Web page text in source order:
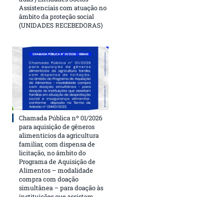
Assistenciais com atuação no
âmbito da proteção social
(UNIDADES RECEBEDORAS)
Chamada Pública nº 01/2026
para aquisição de gêneros
alimentícios da agricultura
familiar, com dispensa de
licitação, no âmbito do
Programa de Aquisição de
Alimentos – modalidade
compra com doação
simultânea – para doação às